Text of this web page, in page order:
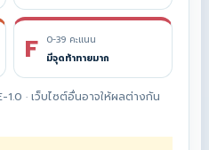
F
0-39 คะแนน
มีจุดท้าทายมาก
· เว็บไซต์อื่นอาจให้ผลต่างกัน